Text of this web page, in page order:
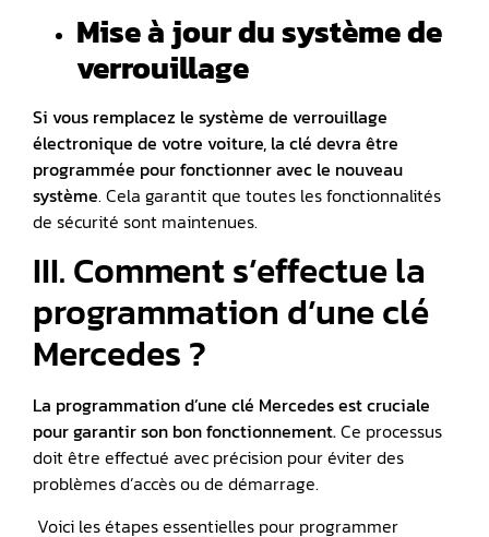
Mise à jour du système de
verrouillage
Si vous remplacez le système de verrouillage
électronique de votre voiture, la clé devra être
programmée pour fonctionner avec le nouveau
système. Cela garantit que toutes les fonctionnalités
de sécurité sont maintenues.
III. Comment s’effectue la
programmation d’une clé
Mercedes ?
La programmation d’une clé Mercedes est cruciale
pour garantir son bon fonctionnement.Ce processus
doit être effectué avec précision pour éviter des
problèmes d’accès ou de démarrage.
Voici les étapes essentielles pour programmer